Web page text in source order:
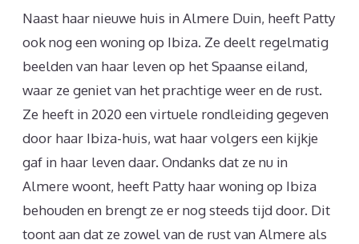
Naast haar nieuwe huis in Almere Duin, heeft Patty
ook nog een woning op Ibiza. Ze deelt regelmatig
beelden van haar leven op het Spaanse eiland,
waar ze geniet van het prachtige weer en de rust.
Ze heeft in 2020 een virtuele rondleiding gegeven
door haar Ibiza-huis, wat haar volgers een kijkje
gaf in haar leven daar. Ondanks dat ze nu in
Almere woont, heeft Patty haar woning op Ibiza
behouden en brengt ze er nog steeds tijd door. Dit
toont aan dat ze zowel van de rust van Almere als